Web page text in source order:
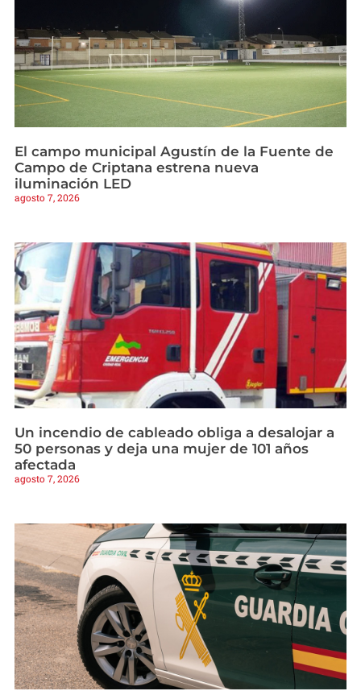
El campo municipal Agustín de la Fuente de
Campo de Criptana estrena nueva
iluminación LED
agosto 7, 2026
Un incendio de cableado obliga a desalojar a
50 personas y deja una mujer de 101 años
afectada
agosto 7, 2026